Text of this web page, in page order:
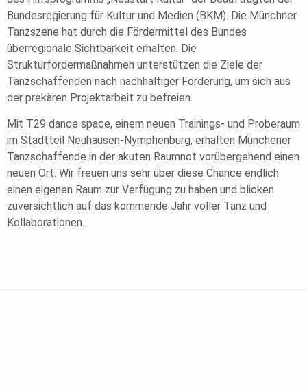
Bundesregierung für Kultur und Medien (BKM). Die Münchner
Tanzszene hat durch die Fördermittel des Bundes
überregionale Sichtbarkeit erhalten. Die
Strukturfördermaßnahmen unterstützen die Ziele der
Tanzschaffenden nach nachhaltiger Förderung, um sich aus
der prekären Projektarbeit zu befreien.
Mit T29 dance space, einem neuen Trainings- und Proberaum
im Stadtteil Neuhausen-Nymphenburg, erhalten Münchener
Tanzschaffende in der akuten Raumnot vorübergehend einen
neuen Ort. Wir freuen uns sehr über diese Chance endlich
einen eigenen Raum zur Verfügung zu haben und blicken
zuversichtlich auf das kommende Jahr voller Tanz und
Kollaborationen.